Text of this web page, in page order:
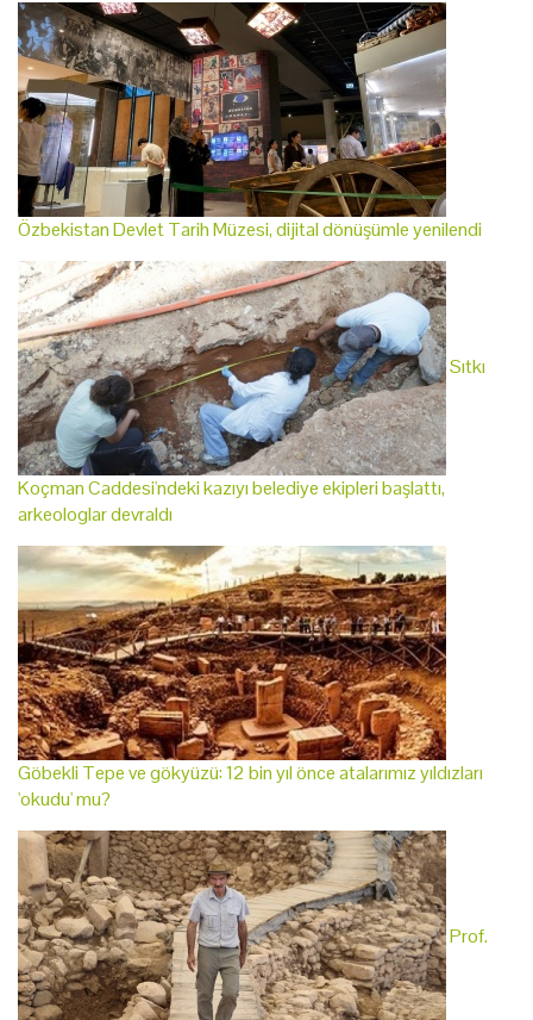
Özbekistan Devlet Tarih Müzesi, dijital dönüşümle yenilendi
Sıtkı
Koçman Caddesi'ndeki kazıyı belediye ekipleri başlattı,
arkeologlar devraldı
Göbekli Tepe ve gökyüzü: 12 bin yıl önce atalarımız yıldızları
'okudu' mu?
Prof.